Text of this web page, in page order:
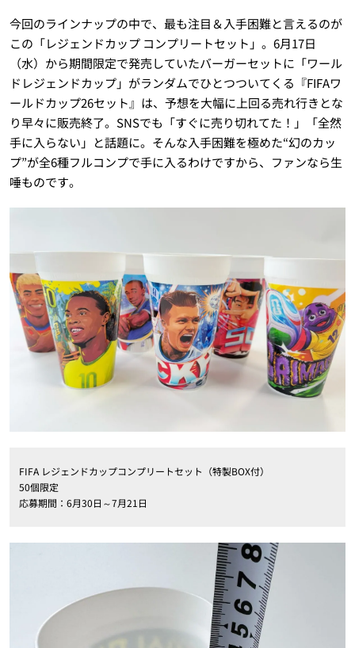
今回のラインナップの中で、最も注目＆入手困難と言えるのが
この「レジェンドカップ コンプリートセット」。6月17日
（水）から期間限定で発売していたバーガーセットに「ワール
ドレジェンドカップ」がランダムでひとつついてくる『FIFAワ
ールドカップ26セット』は、予想を大幅に上回る売れ行きとな
り早々に販売終了。SNSでも「すぐに売り切れてた！」「全然
手に入らない」と話題に。そんな入手困難を極めた“幻のカッ
プ”が全6種フルコンプで手に入るわけですから、ファンなら生
唾ものです。
FIFA レジェンドカップコンプリートセット（特製BOX付）
50個限定
応募期間：6月30日～7月21日